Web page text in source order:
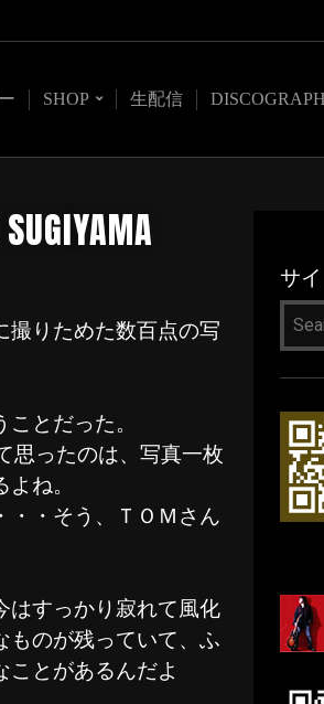
SHOP 生配信
撮りためた数百点の写
とだった。
思ったのは、写真一枚
ね。
・・そう、ＴＯＭさん
はすっかり寂れて風化
ものが残っていて、ふ
ことがあるんだよ
サ